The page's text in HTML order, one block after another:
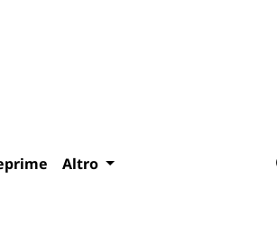
Altro